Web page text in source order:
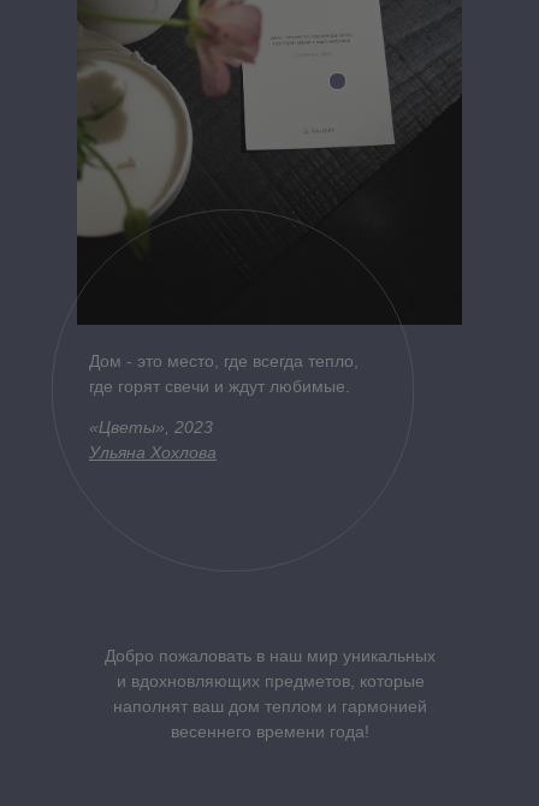
Добро пожаловать в наш мир уникальных
и вдохновляющих предметов, которые
наполнят ваш дом теплом и гармонией
весеннего времени года!
Дом - это место, где всегда тепло,
где горят свечи и ждут любимые.
«Цветы», 2023
Ульяна Хохлова